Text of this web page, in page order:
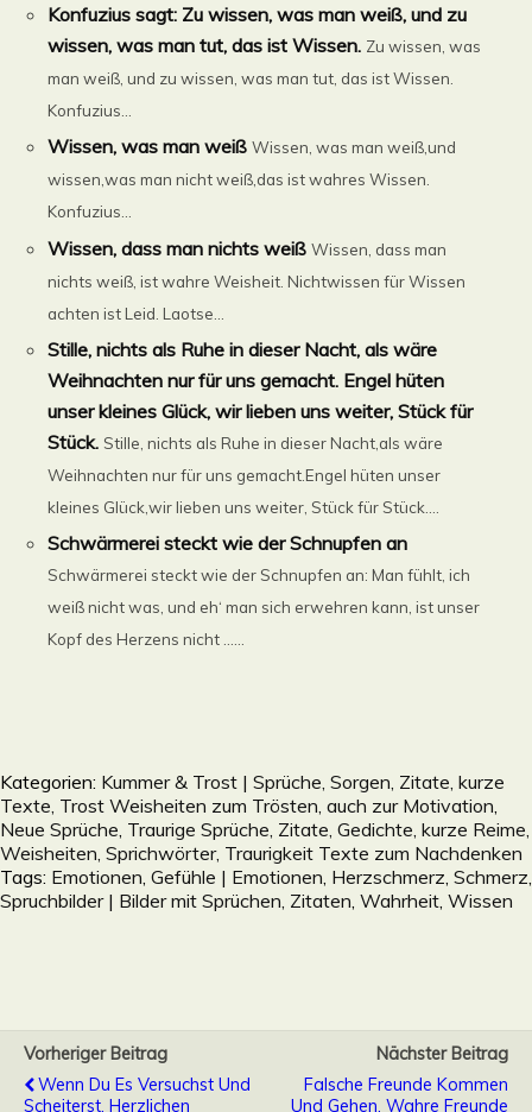
Konfuzius sagt: Zu wissen, was man weiß, und zu
wissen, was man tut, das ist Wissen. Zu wissen, was
man weiß, und zu wissen, was man tut, das ist Wissen.
Konfuzius...
Wissen, was man weiß Wissen, was man weiß,und
wissen,was man nicht weiß,das ist wahres Wissen.
Konfuzius...
Wissen, dass man nichts weiß Wissen, dass man
nichts weiß, ist wahre Weisheit. Nichtwissen für Wissen
achten ist Leid. Laotse...
Stille, nichts als Ruhe in dieser Nacht, als wäre
Weihnachten nur für uns gemacht. Engel hüten
unser kleines Glück, wir lieben uns weiter, Stück für
Stück. Stille, nichts als Ruhe in dieser Nacht,als wäre
Weihnachten nur für uns gemacht.Engel hüten unser
kleines Glück,wir lieben uns weiter, Stück für Stück....
Schwärmerei steckt wie der Schnupfen an
Schwärmerei steckt wie der Schnupfen an: Man fühlt, ich
weiß nicht was, und eh‘ man sich erwehren kann, ist unser
Kopf des Herzens nicht ......
Kategorien: Kummer & Trost | Sprüche, Sorgen, Zitate, kurze
Texte, Trost Weisheiten zum Trösten, auch zur Motivation
Neue Sprüche Traurige Sprüche, Zitate, Gedichte, kurze Reime,
Weisheiten, Sprichwörter, Traurigkeit Texte zum Nachdenken
Tags: Emotionen Gefühle | Emotionen Herzschmerz Schmerz
Spruchbilder | Bilder mit Sprüchen, Zitaten Wahrheit Wissen
Vorheriger Beitrag
Wenn Du Es Versuchst Und
Scheiterst, Herzlichen
Nächster Beitrag
Falsche Freunde Kommen
Und Gehen. Wahre Freunde